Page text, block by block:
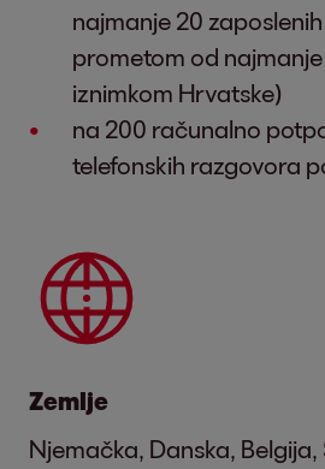
najmanje 20
prometom od
iznimkom Hrvatske)
na 200 računalno
telefonskih razgovora
Zemlje
Njemačka, Danska, Belgija,